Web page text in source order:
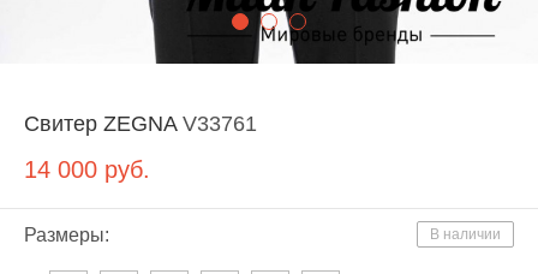
Свитер ZEGNA V33761
14 000 руб.
В наличии
Размеры: